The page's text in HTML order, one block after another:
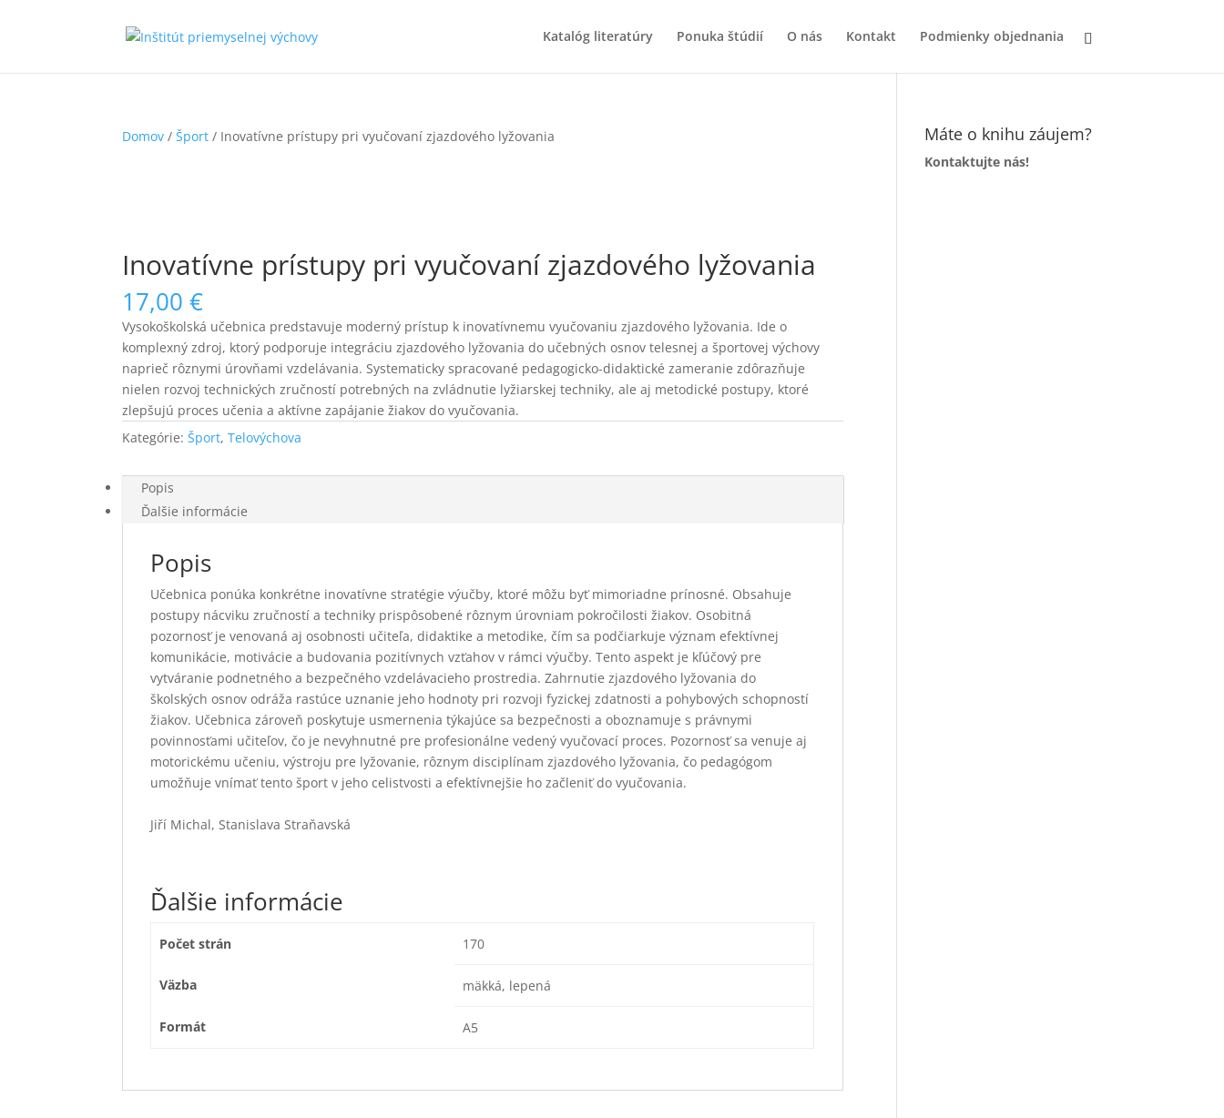
Katalóg literatúry Ponuka štúdií O nás Kontakt Podmienky objednania
Domov /Šport / Inovatívne prístupy pri vyučovaní zjazdového lyžovania
Inovatívne prístupy pri vyučovaní zjazdového lyžovania
17,00€
Vysokoškolská učebnica predstavuje moderný prístup k inovatívnemu vyučovaniu zjazdového lyžovania. Ide o
komplexný zdroj, ktorý podporuje integráciu zjazdového lyžovania do učebných osnov telesnej a športovej výchovy
naprieč rôznymi úrovňami vzdelávania. Systematicky spracované pedagogicko-didaktické zameranie zdôrazňuje
nielen rozvoj technických zručností potrebných na zvládnutie lyžiarskej techniky, ale aj metodické postupy, ktoré
zlepšujú proces učenia a aktívne zapájanie žiakov do vyučovania.
Kategórie:Šport,Telovýchova
Popis
Ďalšie informácie
Popis
Učebnica ponúka konkrétne inovatívne stratégie výučby, ktoré môžu byť mimoriadne prínosné. Obsahuje
postupy nácviku zručností a techniky prispôsobené rôznym úrovniam pokročilosti žiakov. Osobitná
pozornosť je venovaná aj osobnosti učiteľa, didaktike a metodike, čím sa podčiarkuje význam efektívnej
komunikácie, motivácie a budovania pozitívnych vzťahov v rámci výučby. Tento aspekt je kľúčový pre
vytváranie podnetného a bezpečného vzdelávacieho prostredia. Zahrnutie zjazdového lyžovania do
školských osnov odráža rastúce uznanie jeho hodnoty pri rozvoji fyzickej zdatnosti a pohybových schopností
žiakov. Učebnica zároveň poskytuje usmernenia týkajúce sa bezpečnosti a oboznamuje s právnymi
povinnosťami učiteľov, čo je nevyhnutné pre profesionálne vedený vyučovací proces. Pozornosť sa venuje aj
motorickému učeniu, výstroju pre lyžovanie, rôznym disciplínam zjazdového lyžovania, čo pedagógom
umožňuje vnímať tento šport v jeho celistvosti a efektívnejšie ho začleniť do vyučovania.
Jiří Michal, Stanislava Straňavská
Ďalšie informácie
Počet strán 170
Väzba mäkká, lepená
Formát A5
Máte o knihu záujem?
Kontaktujte nás!